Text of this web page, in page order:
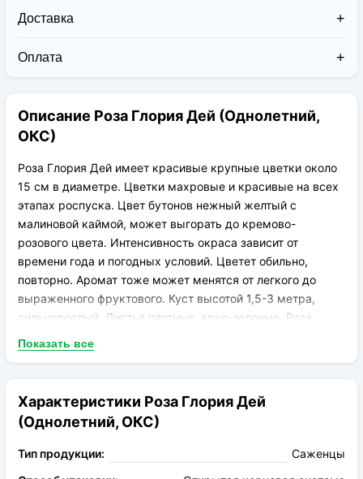
Доставка
курьерскими службами:
транспортировки вплоть до 14 дней (с учётом
хранения на складе).
Оплата
На карту приват банка перед отправкой;
По выставленному счёту (реквизитам
юридического лица);
Описание Роза Глория Дей (Однолетний,
ОКС)
Роза Глория Дей имеет красивые крупные цветки около
15 см в диаметре. Цветки махровые и красивые на всех
этапах роспуска. Цвет бутонов нежный желтый с
малиновой каймой, может выгорать до кремово-
розового цвета. Интенсивность окраса зависит от
времени года и погодных условий. Цветет обильно,
повторно. Аромат тоже может менятся от легкого до
выраженного фруктового. Куст высотой 1,5-3 метра,
сильнорослый. Листья плотные, ярко-зеленые. Роза
смотрится на штамбе, имеет большое количество наград.
Показать все
Характеристики Роза Глория Дей
(Однолетний, ОКС)
Тип продукции:
Саженцы